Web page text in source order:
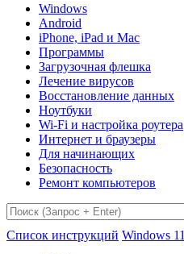
Windows
Android
iPhone, iPad и Mac
Программы
Загрузочная флешка
Лечение вирусов
Восстановление данных
Ноутбуки
Wi-Fi и настройка роутера
Интернет и браузеры
Для начинающих
Безопасность
Ремонт компьютеров
Список инструкций Windows 11